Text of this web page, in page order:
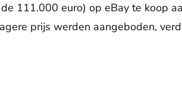
111.000 euro) op eBay te koop
prijs werden aangeboden,